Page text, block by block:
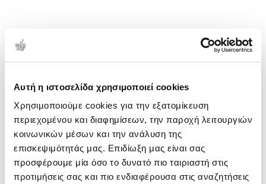
Αυτή η ιστοσελίδα χρησιμοποιεί cookies
Χρησιμοποιούμε cookies για την εξατομίκευση
περιεχομένου και διαφημίσεων, την παροχή λειτουργιών
κοινωνικών μέσων και την ανάλυση της
επισκεψιμότητάς μας. Επιδίωξη μας είναι σας
προσφέρουμε μία όσο το δυνατό πιο ταιριαστή στις
προτιμήσεις σας και πιο ενδιαφέρουσα στις αναζητήσεις